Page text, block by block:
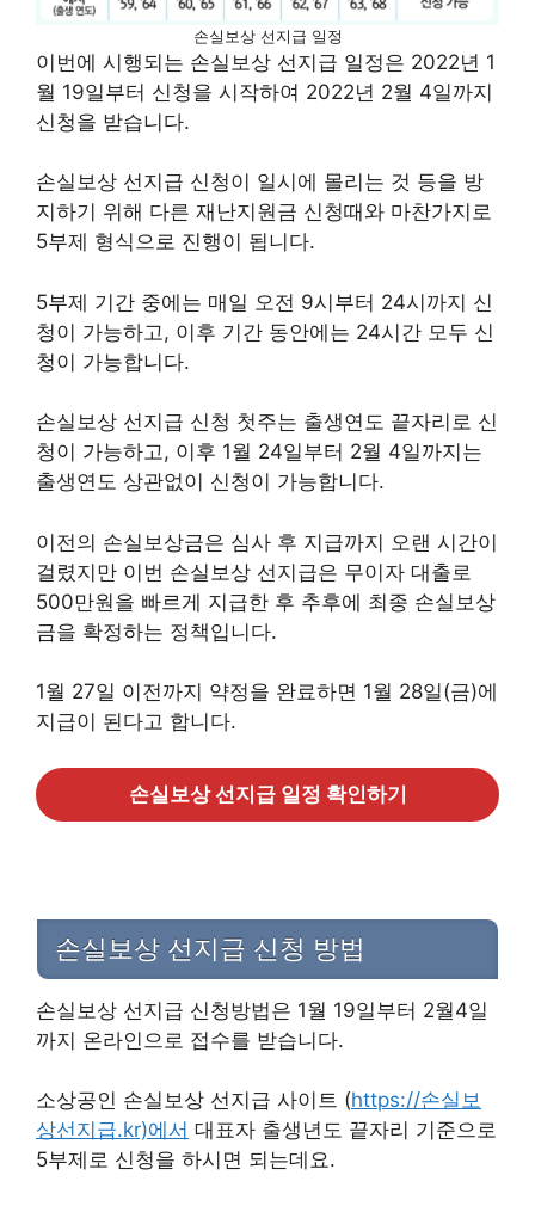
손실보상 선지급 일정
이번에 시행되는 손실보상 선지급 일정은 2022년 1
월 19일부터 신청을 시작하여 2022년 2월 4일까지
신청을 받습니다.
손실보상 선지급 신청이 일시에 몰리는 것 등을 방
지하기 위해 다른 재난지원금 신청때와 마찬가지로
5부제 형식으로 진행이 됩니다.
5부제 기간 중에는 매일 오전 9시부터 24시까지 신
청이 가능하고, 이후 기간 동안에는 24시간 모두 신
청이 가능합니다.
손실보상 선지급 신청 첫주는 출생연도 끝자리로 신
청이 가능하고, 이후 1월 24일부터 2월 4일까지는
출생연도 상관없이 신청이 가능합니다.
이전의 손실보상금은 심사 후 지급까지 오랜 시간이
걸렸지만 이번 손실보상 선지급은 무이자 대출로
500만원을 빠르게 지급한 후 추후에 최종 손실보상
금을 확정하는 정책입니다.
1월 27일 이전까지 약정을 완료하면 1월 28일(금)에
지급이 된다고 합니다.
손실보상 선지급 일정 확인하기
손실보상 선지급 신청 방법
손실보상 선지급 신청방법은 1월 19일부터 2월4일
까지 온라인으로 접수를 받습니다.
소상공인 손실보상 선지급 사이트 (https://손실보
상선지급.kr)에서 대표자 출생년도 끝자리 기준으로
5부제로 신청을 하시면 되는데요.